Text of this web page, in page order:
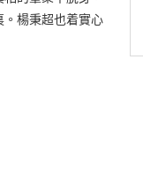
。楊秉超也着實心